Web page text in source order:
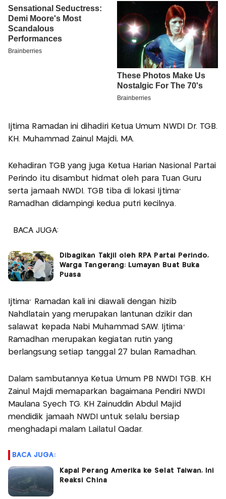
Ijtima Ramadan ini dihadiri Ketua Umum NWDI Dr. TGB.
KH. Muhammad Zainul Majdi, MA.
Kehadiran TGB yang juga Ketua Harian Nasional Partai
Perindo itu disambut hidmat oleh para Tuan Guru
serta jamaah NWDI. TGB tiba di lokasi Ijtima'
Ramadhan didampingi kedua putri kecilnya.
BACA JUGA:
Dibagikan Takjil oleh RPA Partai Perindo,
Warga Tangerang: Lumayan Buat Buka
Puasa
Ijtima' Ramadan kali ini diawali dengan hizib
Nahdlatain yang merupakan lantunan dzikir dan
salawat kepada Nabi Muhammad SAW. Ijtima'
Ramadhan merupakan kegiatan rutin yang
berlangsung setiap tanggal 27 bulan Ramadhan.
Dalam sambutannya Ketua Umum PB NWDI TGB. KH
Zainul Majdi memaparkan bagaimana Pendiri NWDI
Maulana Syech TG. KH Zainuddin Abdul Majid
mendidik jamaah NWDI untuk selalu bersiap
menghadapi malam Lailatul Qadar.
BACA JUGA:
Kapal Perang Amerika ke Selat Taiwan, Ini
Reaksi China